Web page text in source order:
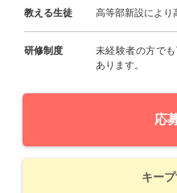
教える生徒 高等部新設により
研修制度
未経験者の方で
あります。
応
キー